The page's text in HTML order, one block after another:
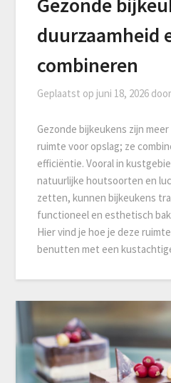
Gezonde
duurzaamheid
combineren
Geplaatst op juni 18, 2026 door
Gezonde bijkeukens zijn
ruimte voor opslag; ze
efficiëntie. Vooral in
natuurlijke houtsoorten en
zetten, kunnen bijkeukens
functioneel en esthetisch
Hier vind je hoe je deze
benutten met een